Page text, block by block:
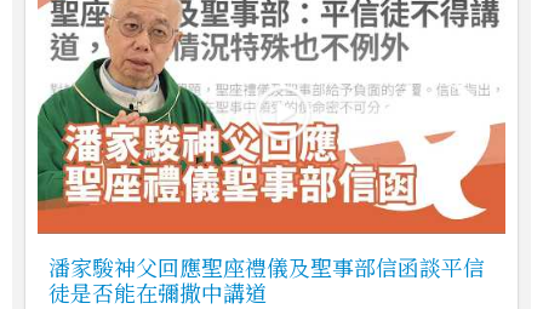
潘家駿神父回應聖座禮儀及聖事部信函談平信
徒是否能在彌撒中講道